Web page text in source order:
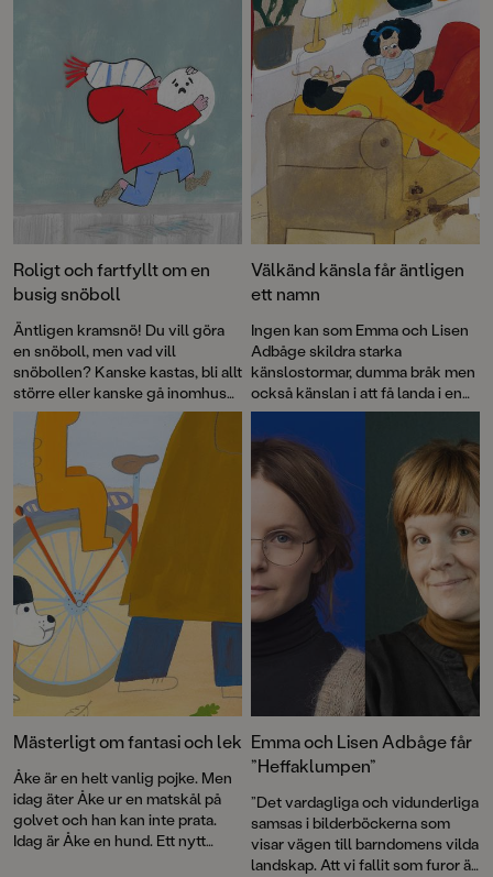
Roligt och fartfyllt om en
busig snöboll
Äntligen kramsnö! Du vill göra
en snöboll, men vad vill
snöbollen? Kanske kastas, bli allt
större eller kanske gå inomhus?
Drömduon Sara Villius och Lisen
Adbåge har skapat en bilderbok
med lika mycket igenkänning
som fantasi.
Välkänd känsla får äntligen
ett namn
Ingen kan som Emma och Lisen
Adbåge skildra starka
känslostormar, dumma bråk men
också känslan i att få landa i en
mjuk famn när ilskan lagt sig.
Äppelkänslan har de haft i sig
sedan barnsben, en slags
kombination av saknad och stark
kärlek.
Mästerligt om fantasi och lek
Åke är en helt vanlig pojke. Men
idag äter Åke ur en matskål på
golvet och han kan inte prata.
Idag är Åke en hund. Ett nytt
Emma och Lisen Adbåge får
”Heffaklumpen”
”Det vardagliga och vidunderliga
samsas i bilderböckerna som
visar vägen till barndomens vilda
landskap. Att vi fallit som furor är